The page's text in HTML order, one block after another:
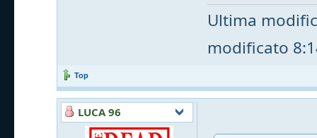
Ultima
modificato
Top
LUCA 96